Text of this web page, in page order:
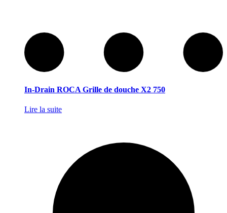
In-Drain ROCA Grille de douche X2 750
Lire la suite